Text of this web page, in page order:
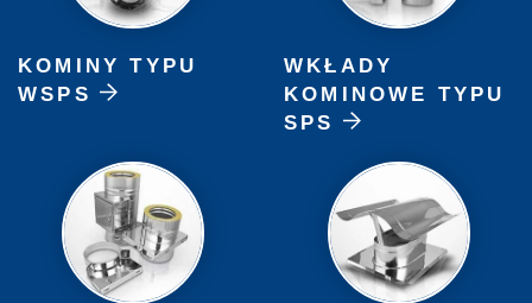
KOMINY TYPU
WSPS
WKŁADY
KOMINOWE TYPU
SPS